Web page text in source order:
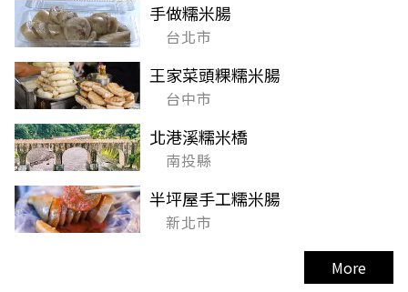
手做糯米腸
台北市
王家菜頭粿糯米腸
台中市
北港溪糯米橋
南投縣
半坪屋手工糯米腸
新北市
More